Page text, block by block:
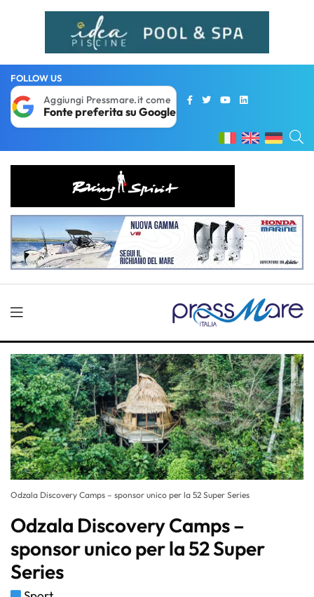
FOLLOW US
Aggiungi Pressmare.it come
Fonte preferita su Google
Odzala Discovery Camps – sponsor unico per la 52 Super Series
Odzala Discovery Camps –
sponsor unico per la 52 Super
Series